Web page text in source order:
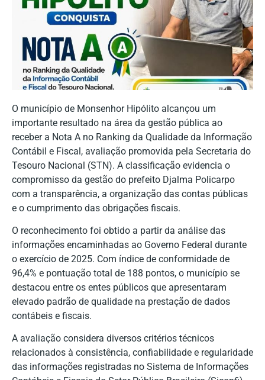
O município de Monsenhor Hipólito alcançou um
importante resultado na área da gestão pública ao
receber a Nota A no Ranking da Qualidade da Informação
Contábil e Fiscal, avaliação promovida pela Secretaria do
Tesouro Nacional (STN). A classificação evidencia o
compromisso da gestão do prefeito Djalma Policarpo
com a transparência, a organização das contas públicas
e o cumprimento das obrigações fiscais.
O reconhecimento foi obtido a partir da análise das
informações encaminhadas ao Governo Federal durante
o exercício de 2025. Com índice de conformidade de
96,4% e pontuação total de 188 pontos, o município se
destacou entre os entes públicos que apresentaram
elevado padrão de qualidade na prestação de dados
contábeis e fiscais.
A avaliação considera diversos critérios técnicos
relacionados à consistência, confiabilidade e regularidade
das informações registradas no Sistema de Informações